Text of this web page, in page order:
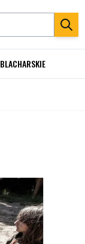
BLACHARSKIE